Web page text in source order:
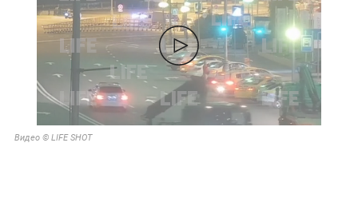
Видео © LIFE SHOT